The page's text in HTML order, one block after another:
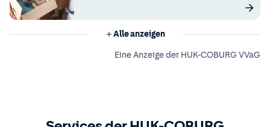
Alle anzeigen
Eine Anzeige der HUK-COBURG VVaG